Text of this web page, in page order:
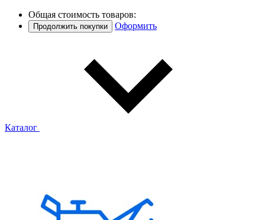
Общая стоимость товаров:
Продолжить покупки Оформить
Каталог